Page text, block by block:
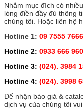
Nhằm mục đích có
lòng điền đầy đủ thông
chúng tôi. Hoặc liên hệ
Hotline 1: 09 7555 7666
Hotline 2: 0933 666 960
Hotline 3: (024). 3984
Hotline 4: (024). 3998
Để nhận báo giá &
dịch vụ của chúng tôi